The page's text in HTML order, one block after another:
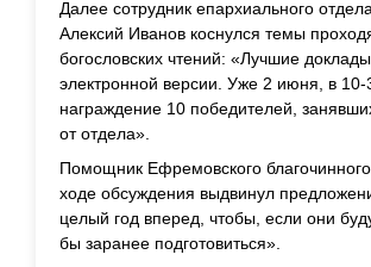
Далее сотрудник епархиального
Алексий Иванов коснулся темы
богословских чтений: «Лучшие
электронной версии. Уже 2 июня, в
награждение 10 победителей,
от отдела».
Помощник Ефремовского
ходе обсуждения выдвинул
целый год вперед, чтобы, если они
бы заранее подготовиться».